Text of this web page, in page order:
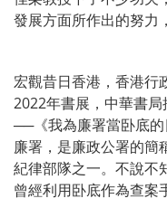
發展方面所作出的努力
宏觀昔日香港，香港行
2022年書展，中華書
──《我為廉署當卧底的
廉署，是廉政公署的簡
紀律部隊之一。不說不
曾經利用卧底作為查案